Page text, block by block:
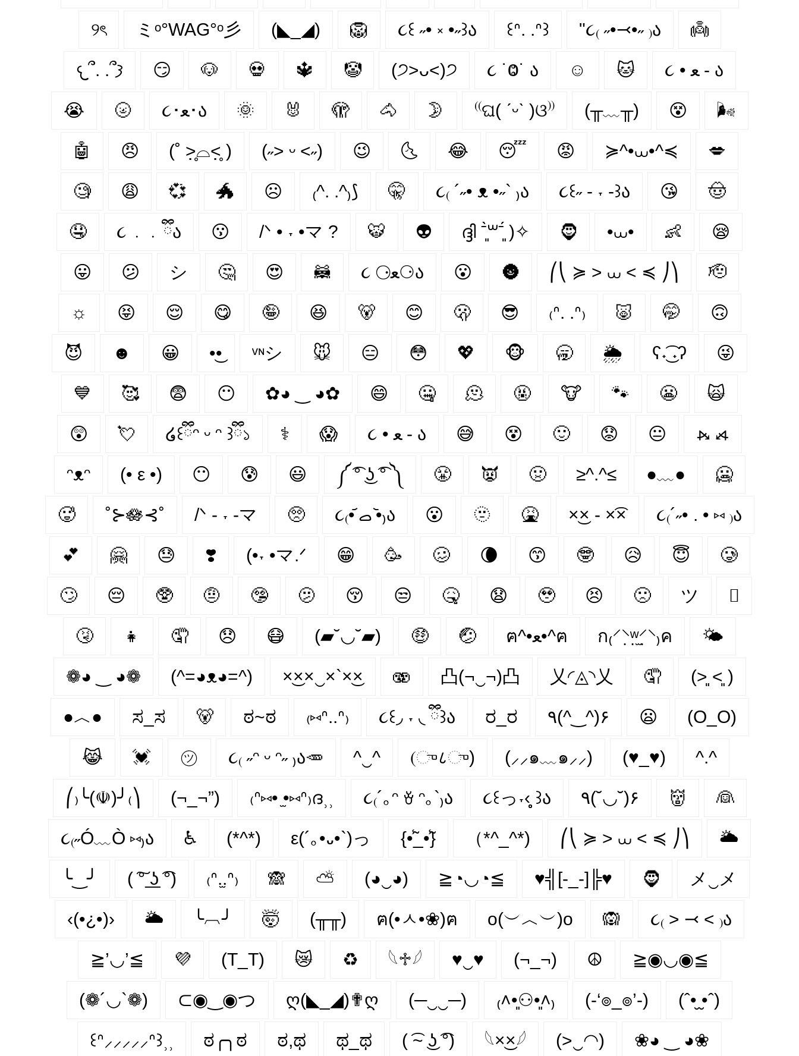
୨ৎ ミᵒ°WAG°ᵒ彡 (◣_◢) 🦁 ૮꒰ ˶• ༝ •˶꒱ა ꒰ᐢ. .ᐢ꒱ "૮₍ ˶•⤙•˶ ₎ა 👼
𐔌՞. .՞𐦯 😏 🐶 💀 🔱 🤡 (੭˃ᴗ˂)੭ ૮ ˙Ⱉ˙ ა ☺ 🐱 ૮ • ﻌ - ა
😭 🌝 ૮･ﻌ･ა 🌞 🐰 🫣 🐴 🌛 ⁽⁽ଘ( ˊᵕˋ )ଓ⁾⁾ (╥﹏╥) 😵‍ 🌬
🤖 😠 (˚ ˃̣̣̥⌓˂̣̣̥ ) (˶˃ ᵕ ˂˶) 😉 🌜 😂 😴 😡 ≽^•⩊•^≼ 💋
🧐 😩 💞 🐲 ☹ ₍^. .^₎⟆ 🤫 ૮₍ ´˶• ᴥ •˶` ₎ა ૮꒰˶ - ˕ -꒱ა 😘 🤠
🤤 ૮ ․ ․ ྀིა 😗 /ᐠ • ˕ •マ ? 🐯 👽 ദ്ദി ˉ͈̀꒳ˉ͈́ )✧ 🧔 •⩊• 👶 😪
😛 😕 シ 🤔 😍 🦝 ૮ ⚆ﻌ⚆ა 😮 🌚 ⎛⎝ ≽ > ⩊ < ≼ ⎠⎞ 🫡
☼ 😝 😌 😋 🤪 😆 🐻‍ 😊 🫢 😎 ₍ᐢ. .ᐢ₎ 🐷 🤭 🙃
😈 ☻ 😀 •͜• ᵛᶰシ 🐭 😑 😳 💖 🐵 🥱 🌦 ʕ˖͜͡ ˖ʔ 😜
💙 🥰 😨 😶‍ ✿◕ ‿ ◕✿ 😄 🤐 🫠 🤬 🐮 🐾 😬 🙀
😲 💘 ໒꒰ྀིᵔ ᵕ ᵔ ꒱ྀི১ ⚕ 😱 ૮ • ﻌ - ა⁩ 😅 😵 🙂 😟 😐 ⦮ ⦯
ᵔᴥᵔ (• ε •) 😶 😰 😃 ༼ ͡° ͜ʖ ͡° ༽ 😤 👿 🤢 ≥^.^≤ ●﹏● 🥶
🥵 ˚⊱🪷⊰˚ /ᐠ - ˕ -マ 🥺 ૮₍•᷄ ࡇ •᷅₎ა 😮‍ 🫥 🤮 ×͜× - ×͡× ૮₍´˶• . • ⑅ ₎ა
💕 🤗 😓 ❣️ (•˕ •マ.ᐟ 😁 🥳 🥴 🌘 😙 🤓 😥 😇 🥲
🙄 😔 🥸 🤨 🤥 🫤 😚 😒 🤒 😧 🥹 😣 🙁 ツ 🫩
🤧 👧 🤦‍ 😞 😷 (▰˘◡˘▰) 🤑 🤕 ฅ^•ﻌ•^ฅ ก₍⸍⸌̣ʷ̣̫⸍̣⸌₎ค 🌤
❁◕ ‿ ◕❁ (^=◕ᴥ◕=^) ×͜××‿×`×͜× 🫨 凸(¬‿¬)凸 乂◜◬◝乂 🤦 (˃͈ ˂͈ )
●︿● ಸ_ಸ 🐻 ಠ~ಠ ₍⑅ᐢ..ᐢ₎ ૮꒰◞ ˕ ◟ ྀི꒱ა ರ_ರ ٩(^‿^)۶ 😦 (O_O)
😹 💓 ㋡ ૮₍ ˶ᵔ ᵕ ᵔ˶ ₎ა🥕 ^‿^ (ு८ு) (⸝⸝๑﹏๑⸝⸝) (♥_♥) ^.^
⎛₎╰(☫)╯₍⎞ (¬_¬”) ₍ᐢ⑅• ̫•⑅ᐢ₎ദ⸒⸒ ૮₍´｡ᵔ ꈊ ᵔ｡`₎ა ૮꒰っ˕‹̥̥̥ ꒱ა ٩(˘◡˘)۶ 👹 👰
૮₍˶Ó﹏Ò ⑅₎ა ♿ (*^*) ε(´｡•᎑•`)っ {•̃̾_•̃̾} （*^_^*) ⎛⎝ ≽ > ⩊ < ≼ ⎠⎞ 🌥
╰‿╯ ( ͠° ͟ʖ ͡°) ₍ᐢ.̫.ᐢ₎ 🙈 ⛅ (◕‿◕) ≧◔◡◔≦ ♥╣[-_-]╠♥ 🧔‍ メ‿メ
‹(•¿•)› 🌥️ ╰︹╯ 🤯 (╥╥) ฅ(•ㅅ•❀)ฅ o(︶︿︶)o 🙉 ૮₍ ˃ ⤙ ˂ ₎ა
≧’◡’≦ 💜 (T_T) 😿 ♻ 𓆩♱𓆪 ♥‿♥ (¬_¬) ☮ ≧◉◡◉≦
(❁´◡`❁) ⊂◉‿◉つ ღ(◣_◢)✟ღ (─‿‿─) ₍˄•͈⚇•͈˄₎ (-‘๏_๏’-) (ˆ•̮ ̮•ˆ)
꒰ᐢ⸝⸝⸝⸝⸝ᐢ꒱⸒⸒ ಠ╭╮ಠ ಠ,ಥ ಥ_ಥ ( ͡~ ͜ʖ ͡°) 𓆩×͜×𓆪 (>‿◠) ❀◕ ‿ ◕❀